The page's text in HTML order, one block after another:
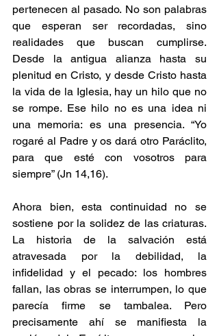
pertenecen al pasado. No son palabras
que esperan ser recordadas, sino
realidades que buscan cumplirse.
Desde la antigua alianza hasta su
plenitud en Cristo, y desde Cristo hasta
la vida de la Iglesia, hay un hilo que no
se rompe. Ese hilo no es una idea ni
una memoria: es una presencia. “Yo
rogaré al Padre y os dará otro Paráclito,
para que esté con vosotros para
siempre” (Jn 14,16).
Ahora bien, esta continuidad no se
sostiene por la solidez de las criaturas.
La historia de la salvación está
atravesada por la debilidad, la
infidelidad y el pecado: los hombres
fallan, las obras se interrumpen, lo que
parecía firme se tambalea. Pero
precisamente ahí se manifiesta la